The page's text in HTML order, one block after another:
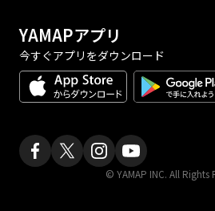
YAMAPアプリ
今すぐアプリをダウンロード
© YAMAP INC. All Rights